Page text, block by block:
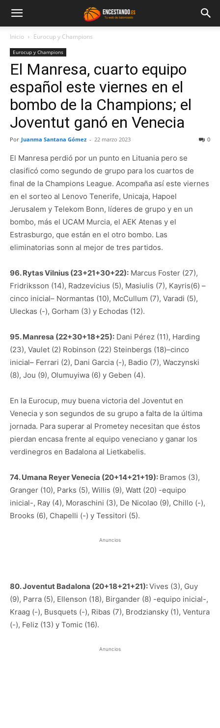
Inicio Eurocup y Champions
Eurocup y Champions
El Manresa, cuarto equipo
español este viernes en el
bombo de la Champions; el
Joventut ganó en Venecia
Por Juanma Santana Gómez - 22 marzo 2023 0
El Manresa perdió por un punto en Lituania pero se
clasificó como segundo de grupo para los cuartos de
final de la Champions League. Acompaña así este viernes
en el sorteo al Lenovo Tenerife, Unicaja, Hapoel
Jerusalem y Telekom Bonn, líderes de grupo y en un
bombo, más el UCAM Murcia, el AEK Atenas y el
Estrasburgo, que están en el otro bombo. Las
eliminatorias sonn al mejor de tres partidos.
96. Rytas Vilnius (23+21+30+22): Marcus Foster (27),
Fridriksson (14), Radzevicius (5), Masiulis (7), Kayris(6) –
cinco inicial– Normantas (10), McCullum (7), Varadi (5),
Uleckas (-), Gorham (3) y Echodas (12).
95. Manresa (22+30+18+25): Dani Pérez (11), Harding
(23), Vaulet (2) Robinson (22) Steinbergs (18)–cinco
inicial– Ferrari (2), Dani Garcia (-), Badio (7), Waczynski
(8), Jou (9), Olumuyiwa (6) y Geben (4).
En la Eurocup, muy buena victoria del Joventut en
Venecia y son segundos de su grupo a falta de la última
jornada. Para superar al Prometey necesitan que éstos
pierdan encasa frente al equipo veneciano y ganar los
verdinegros en Badalona al Lietkabelis.
74. Umana Reyer Venecia (20+14+21+19): Bramos (3),
Granger (10), Parks (5), Willis (9), Watt (20) -equipo
inicial-, Ray (4), Moraschini (3), De Nicolao (9), Chillo (-),
Brooks (6), Chapelli (-) y Tessitori (5).
Anuncios
80. Joventut Badalona (20+18+21+21):Vives (3), Guy
(9), Parra (5), Ellenson (18), Birgander (8) -equipo inicial-,
Kraag (-), Busquets (-), Ribas (7), Brodziansky (1), Ventura
(-), Feliz (13) y Tomic (16).
Anuncios